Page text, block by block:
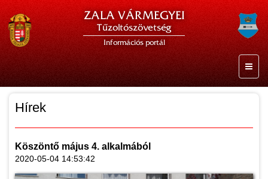
ZALA VÁRMEGYEI
Tűzoltószövetség
Információs portál
Hírek
Köszöntő május 4. alkalmából
2020-05-04 14:53:42